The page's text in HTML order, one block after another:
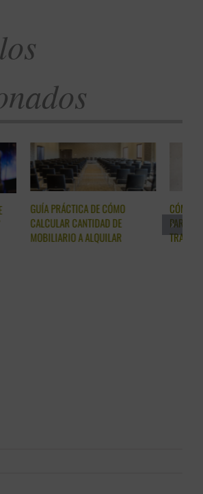
ALQUILER MOBILIARIO EXTERIOR,
HAZ TU EVENTO MEMORABLE